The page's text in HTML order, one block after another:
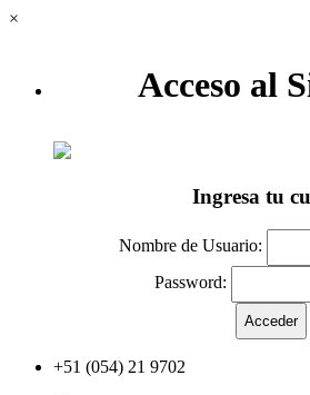
×
Acceso al
Ingresa tu
Nombre de Usuario:
Password:
+51 (054) 21 9702